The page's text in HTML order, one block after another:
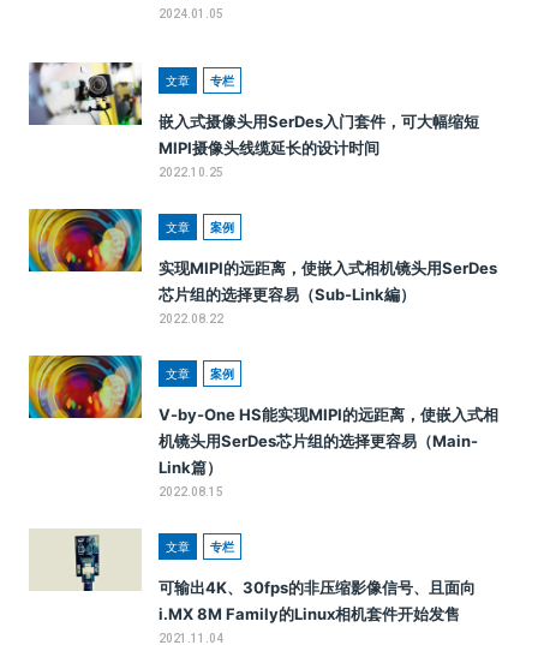
2024.01.05
文章 专栏
嵌入式摄像头用SerDes入门套件，可大幅缩短
MIPI摄像头线缆延长的设计时间
2022.10.25
文章 案例
实现MIPI的远距离，使嵌入式相机镜头用SerDes
芯片组的选择更容易（Sub-Link編）
2022.08.22
文章 案例
V-by-One HS能实现MIPI的远距离，使嵌入式相
机镜头用SerDes芯片组的选择更容易（Main-
Link篇）
2022.08.15
文章 专栏
可输出4K、30fps的非压缩影像信号、且面向
i.MX 8M Family的Linux相机套件开始发售
2021.11.04